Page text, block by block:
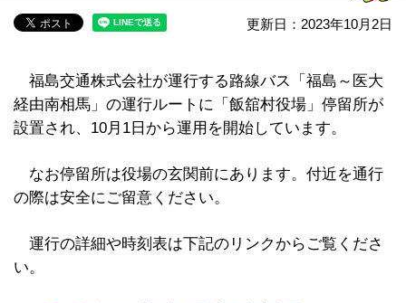
更新日：2023年10月2日
福島交通株式会社が運行する路線バス「福島～医大
経由南相馬」の運行ルートに「飯舘村役場」停留所が
設置され、10月1日から運用を開始しています。
なお停留所は役場の玄関前にあります。付近を通行
の際は安全にご留意ください。
運行の詳細や時刻表は下記のリンクからご覧くださ
い。